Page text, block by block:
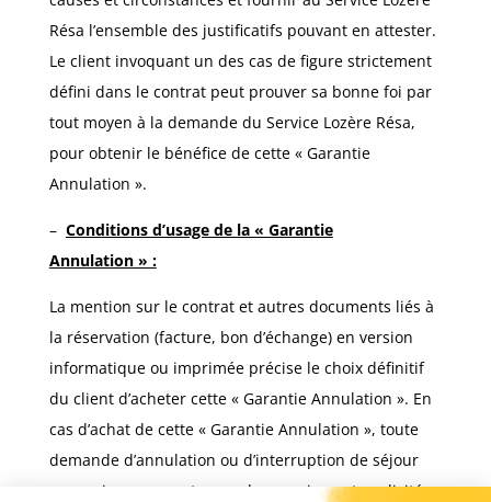
Résa l’ensemble des justificatifs pouvant en attester.
Le client invoquant un des cas de figure strictement
défini dans le contrat peut prouver sa bonne foi par
tout moyen à la demande du Service Lozère Résa,
pour obtenir le bénéfice de cette « Garantie
Annulation ».
– Conditions d’usage de la « Garantie
Annulation » :
La mention sur le contrat et autres documents liés à
la réservation (facture, bon d’échange) en version
informatique ou imprimée précise le choix définitif
du client d’acheter cette « Garantie Annulation ». En
cas d’achat de cette « Garantie Annulation », toute
demande d’annulation ou d’interruption de séjour
sera prise en compte aux clauses ci-avant explicitées